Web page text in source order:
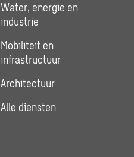
Water, energie en
industrie
Mobiliteit en
infrastructuur
Architectuur
Alle diensten